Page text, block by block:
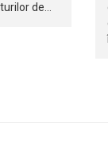
de…